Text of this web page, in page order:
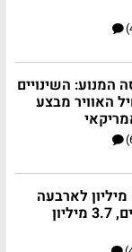
המנוע: השינויים
האוויר מבצע
בורוכוב: 5.1 מיליון לארבעה
חדרים חדשים, 3.7 מיליון